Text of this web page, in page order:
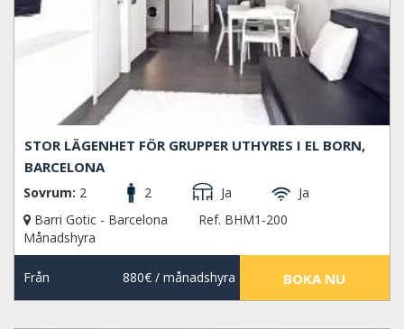
STOR LÄGENHET FÖR GRUPPER UTHYRES I EL BORN,
BARCELONA
Sovrum: 2 2 Ja
Ja
Barri Gotic - Barcelona
Ref. BHM1-200
Månadshyra
Från 880€/ månadshyra BOKA NU